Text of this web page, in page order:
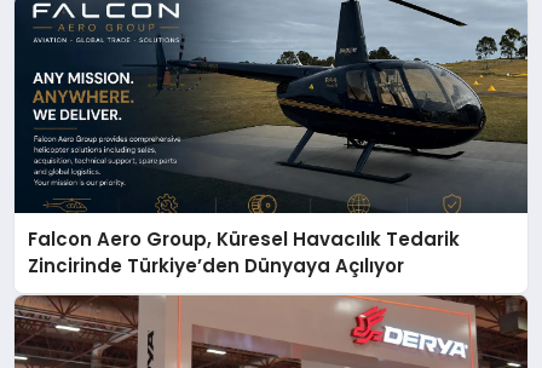
Falcon Aero Group, Küresel Havacılık Tedarik
Zincirinde Türkiye’den Dünyaya Açılıyor